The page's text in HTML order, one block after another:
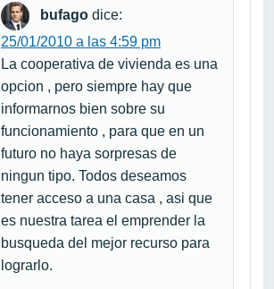
bufago dice:
25/01/2010 a las 4:59 pm
La cooperativa de vivienda es una
opcion , pero siempre hay que
informarnos bien sobre su
funcionamiento , para que en un
futuro no haya sorpresas de
ningun tipo. Todos deseamos
tener acceso a una casa , asi que
es nuestra tarea el emprender la
busqueda del mejor recurso para
lograrlo.